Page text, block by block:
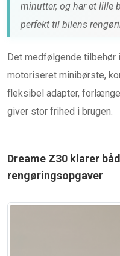
minutter, og har et lille
perfekt til bilens
Det medfølgende tilbehør
motoriseret minibørste,
fleksibel adapter,
giver stor frihed i brugen.
Dreame Z30 klarer
rengøringsopgaver